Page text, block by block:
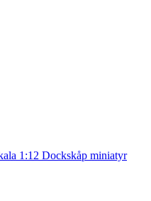
1:12 Dockskåp miniatyr